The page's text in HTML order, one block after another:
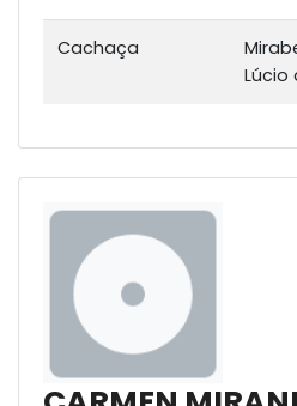
Cachaça
Lúcio